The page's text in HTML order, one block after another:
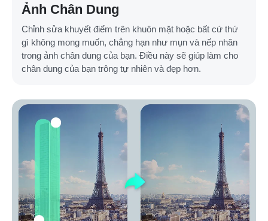
Ảnh Chân Dung
Chỉnh sửa khuyết điểm trên khuôn mặt hoặc bất cứ thứ
gì không mong muốn, chẳng hạn như mụn và nếp nhăn
trong ảnh chân dung của bạn. Điều này sẽ giúp làm cho
chân dung của bạn trông tự nhiên và đẹp hơn.